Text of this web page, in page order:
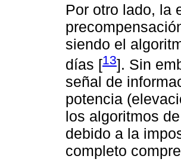
Por otro lado, la
siendo el
días [13]. Sin
señal de
potencia
los algoritmos
debido a la
completo